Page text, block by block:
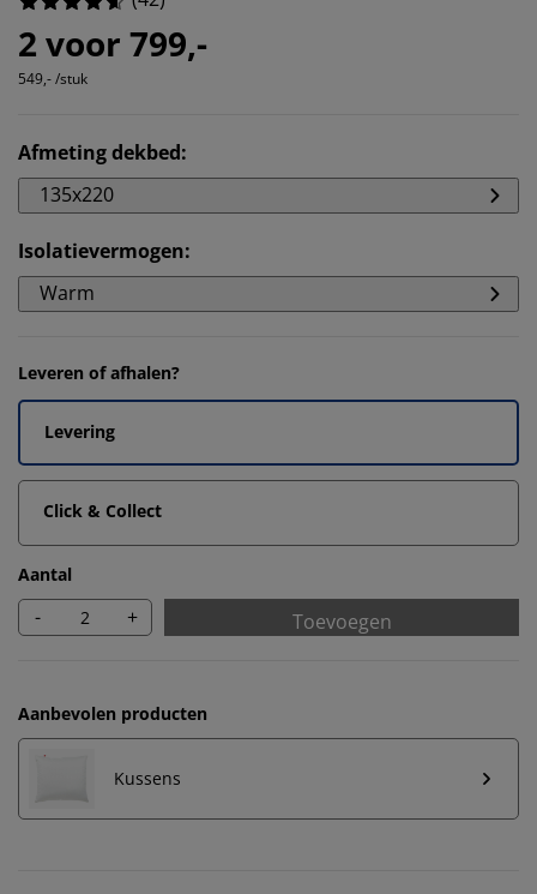
2 voor 799,-
549,- /stuk
Afmeting dekbed:
135x220
Isolatievermogen:
Warm
Leveren of afhalen?
Levering
Click & Collect
Aantal
- + Toevoegen
Aanbevolen producten
Kussens